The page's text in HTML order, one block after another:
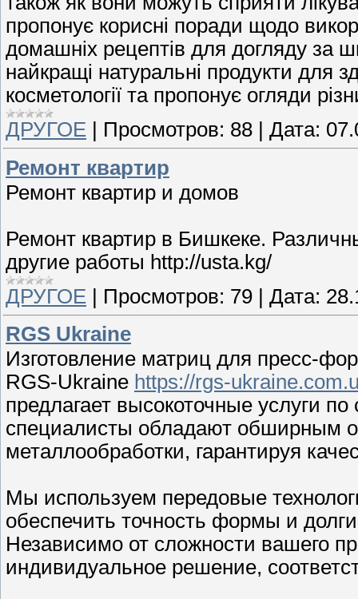
пропонує корисні поради щодо
домашніх рецептів для догляду за
найкращі натуральні продукти для
косметології та пропонує огляди
ДРУГОЕ
Просмотров: 88 Дата:
Ремонт квартир
Ремонт квартир и домов
Ремонт квартир в Бишкеке.
другие работы http://usta.kg/
ДРУГОЕ
Просмотров: 79 Дата:
RGS Ukraine
Изготовление матриц для пресс-
RGS-Ukraine https://rgs-
предлагает высокоточные услуги
специалисты обладают обширным
металлообработки, гарантируя
Мы используем передовые
обеспечить точность формы и
Независимо от сложности вашего
индивидуальное решение,